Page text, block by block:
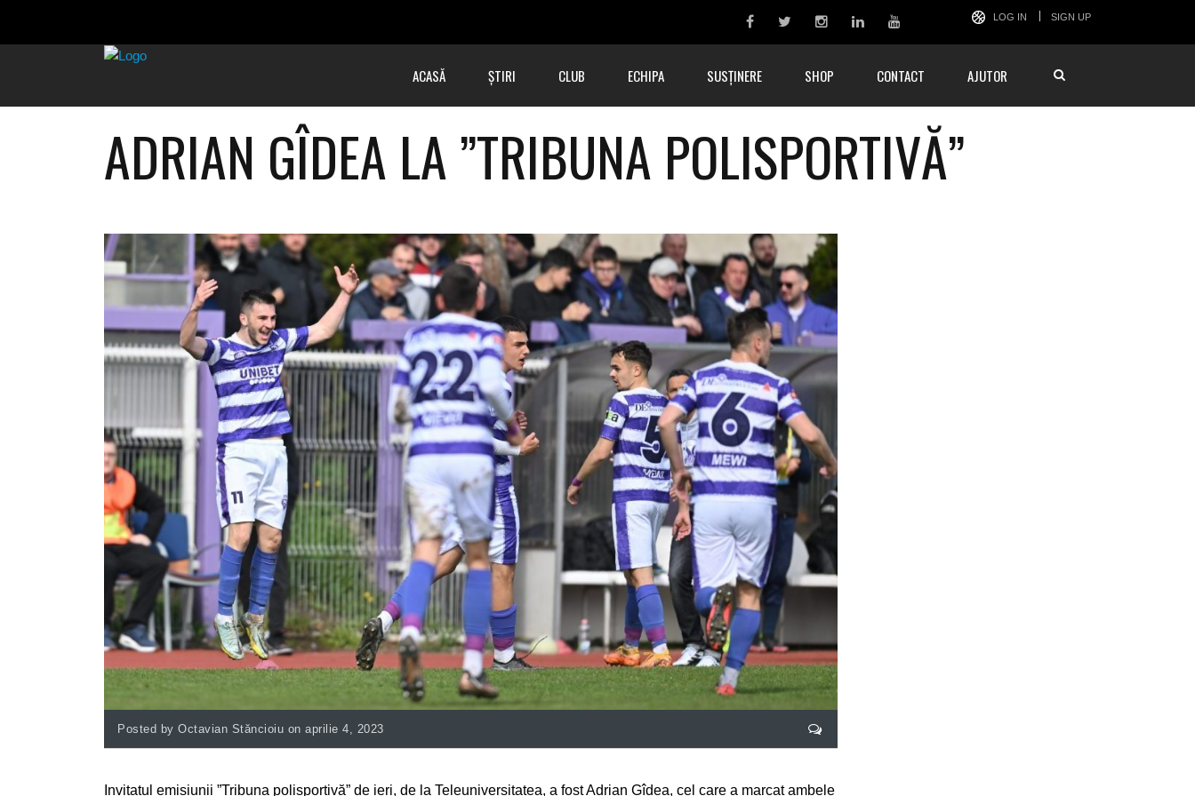
LOG IN SIGN UP
ACASĂ ȘTIRI CLUB ECHIPA SUSȚINERE SHOP CONTACT AJUTOR
ADRIAN GÎDEA LA ”TRIBUNA POLISPORTIVĂ”
Posted by Octavian Stăncioiu on aprilie 4, 2023
Invitatul emisiunii ”Tribuna polisportivă” de ieri, de la Teleuniversitatea, a fost Adrian Gîdea, cel care a marcat ambele